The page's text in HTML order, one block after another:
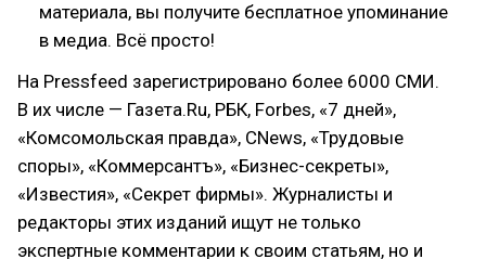
материала, вы получите бесплатное упоминание
в медиа. Всё просто!
На Pressfeed зарегистрировано более 6000 СМИ.
В их числе — Газета.Ru, РБК, Forbes, «7 дней»,
«Комсомольская правда», CNews, «Трудовые
споры», «Коммерсантъ», «Бизнес-секреты»,
«Известия», «Секрет фирмы». Журналисты и
редакторы этих изданий ищут не только
экспертные комментарии к своим статьям, но и